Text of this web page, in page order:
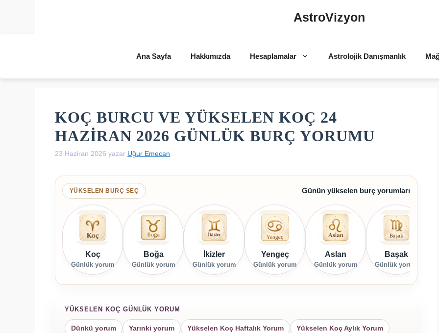
AstroVizyon
Ana Sayfa Hakkımızda Hesaplamalar Astrolojik Danışmanlık
KOÇ BURCU VE YÜKSELEN KOÇ 24
HAZIRAN 2026 GÜNLÜK BURÇ YORUMU
23 Haziran 2026 yazar Uğur Emecan
YÜKSELEN BURÇ SEÇ Günün yükselen burç yorumları
Koç
Günlük yorum
Boğa
Günlük yorum
İkizler
Günlük yorum
Yengeç
Günlük yorum
Aslan
Günlük yorum
Başak
Günlük yorum
YÜKSELEN KOÇ GÜNLÜK YORUM
Dünkü yorum Yarınki yorum Yükselen Koç Haftalık Yorum Yükselen Koç Aylık Yorum